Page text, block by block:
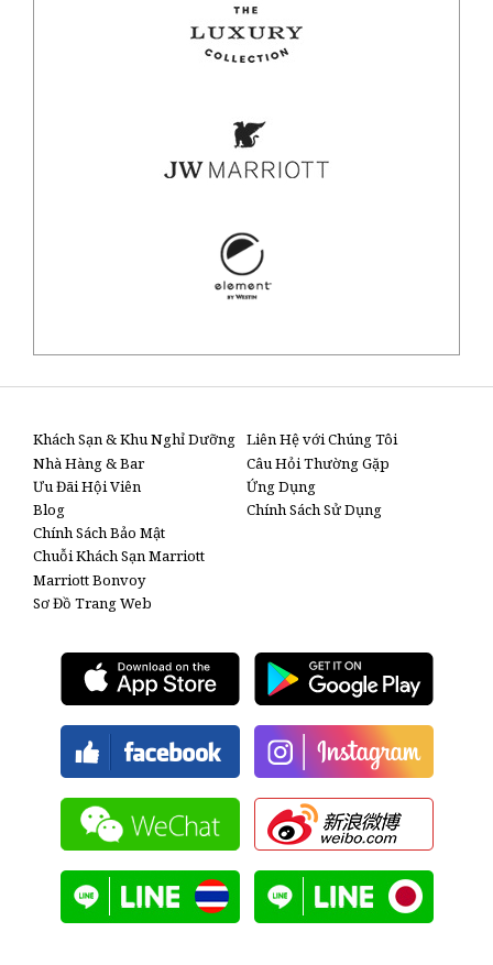
Khách Sạn & Khu Nghỉ Dưỡng
Nhà Hàng & Bar
Ưu Đãi Hội Viên
Blog
Liên Hệ với Chúng Tôi
Câu Hỏi Thường Gặp
Ứng Dụng
Chính Sách Sử Dụng
Chính Sách Bảo Mật
Chuỗi Khách Sạn Marriott
Marriott Bonvoy
Sơ Đồ Trang Web